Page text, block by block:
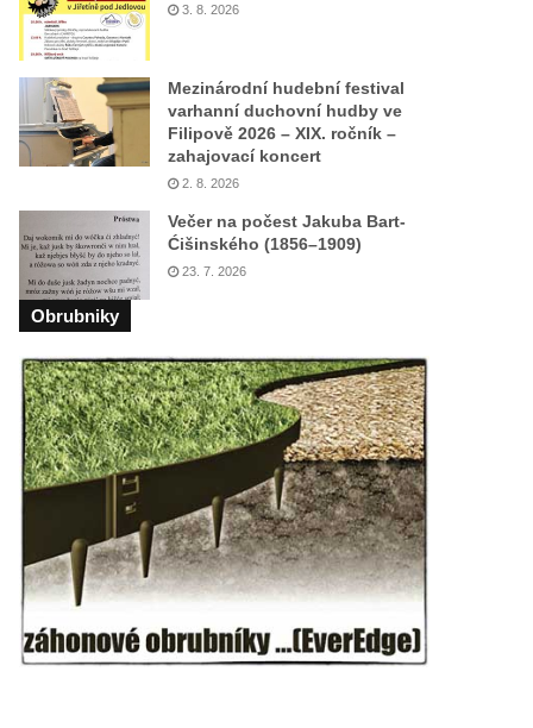
3. 8. 2026
Mezinárodní hudební festival
varhanní duchovní hudby ve
Filipově 2026 – XIX. ročník –
zahajovací koncert
2. 8. 2026
Večer na počest Jakuba Bart-
Ćišinského (1856–1909)
23. 7. 2026
Obrubniky